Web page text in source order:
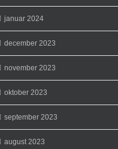
januar 2024
december 2023
november 2023
oktober 2023
september 2023
august 2023